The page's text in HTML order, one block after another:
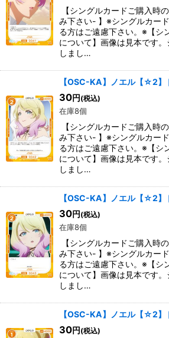
【シングルカードご購入時
み下さい- 】※シングルカー
る方はご遠慮下さい。※【シ
について】画像は見本です
しまし…
【OSC-KA】ノエル【☆2】
30円 (税込)
在庫8個
【シングルカードご購入時
み下さい- 】※シングルカー
る方はご遠慮下さい。※【シ
について】画像は見本です
しまし…
【OSC-KA】ノエル【☆2】
30円 (税込)
在庫8個
【シングルカードご購入時
み下さい- 】※シングルカー
る方はご遠慮下さい。※【シ
について】画像は見本です
しまし…
【OSC-KA】ノエル【☆2】
30円 (税込)